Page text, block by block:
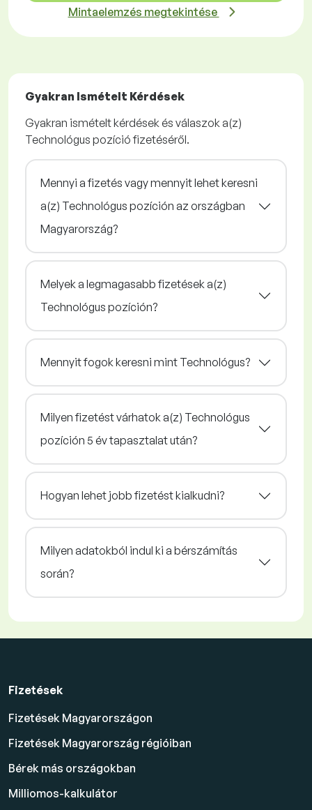
Mintaelemzés megtekintése
Gyakran Ismételt Kérdések
Gyakran ismételt kérdések és válaszok a(z)
Technológus pozíció fizetéséről.
Mennyi a fizetés vagy mennyit lehet keresni
a(z) Technológus pozíción az országban
Magyarország?
Melyek a legmagasabb fizetések a(z)
Technológus pozíción?
Mennyit fogok keresni mint Technológus?
Milyen fizetést várhatok a(z) Technológus
pozíción 5 év tapasztalat után?
Hogyan lehet jobb fizetést kialkudni?
Milyen adatokból indul ki a bérszámítás
során?
Fizetések
Fizetések Magyarországon
Fizetések Magyarország régióiban
Bérek más országokban
Milliomos-kalkulátor